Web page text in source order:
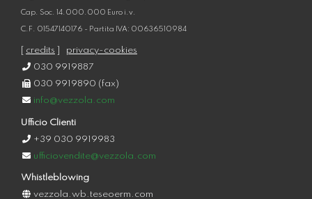
Cap. Soc. 14.000.000 Euro i.v.
C.F. 01547140176 - Partita IVA: 00636510984
credits
privacy-cookies
030 9919887
030 9919890 (fax)
info@vezzola.com
Ufficio Clienti
+39 030 9919983
ufficiovendite@vezzola.com
Whistleblowing
vezzola.wb.teseoerm.com